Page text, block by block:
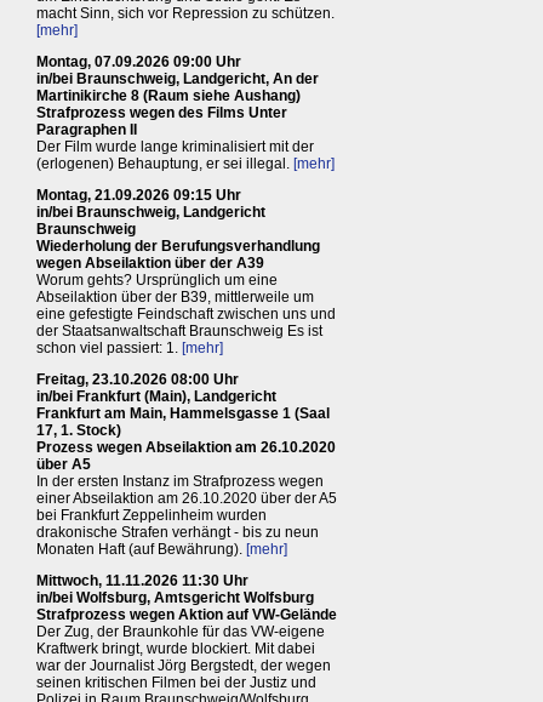
macht Sinn, sich vor Repression zu schützen.
[mehr]
Montag, 07.09.2026 09:00 Uhr
in/bei Braunschweig, Landgericht, An der
Martinikirche 8 (Raum siehe Aushang)
Strafprozess wegen des Films Unter
Paragraphen II
Der Film wurde lange kriminalisiert mit der
(erlogenen) Behauptung, er sei illegal. [mehr]
Montag, 21.09.2026 09:15 Uhr
in/bei Braunschweig, Landgericht
Braunschweig
Wiederholung der Berufungsverhandlung
wegen Abseilaktion über der A39
Worum gehts? Ursprünglich um eine
Abseilaktion über der B39, mittlerweile um
eine gefestigte Feindschaft zwischen uns und
der Staatsanwaltschaft Braunschweig Es ist
schon viel passiert: 1. [mehr]
Freitag, 23.10.2026 08:00 Uhr
in/bei Frankfurt (Main), Landgericht
Frankfurt am Main, Hammelsgasse 1 (Saal
17, 1. Stock)
Prozess wegen Abseilaktion am 26.10.2020
über A5
In der ersten Instanz im Strafprozess wegen
einer Abseilaktion am 26.10.2020 über der A5
bei Frankfurt Zeppelinheim wurden
drakonische Strafen verhängt - bis zu neun
Monaten Haft (auf Bewährung). [mehr]
Mittwoch, 11.11.2026 11:30 Uhr
in/bei Wolfsburg, Amtsgericht Wolfsburg
Strafprozess wegen Aktion auf VW-Gelände
Der Zug, der Braunkohle für das VW-eigene
Kraftwerk bringt, wurde blockiert. Mit dabei
war der Journalist Jörg Bergstedt, der wegen
seinen kritischen Filmen bei der Justiz und